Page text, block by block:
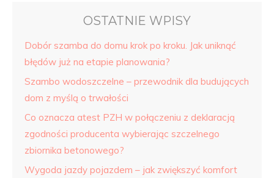
OSTATNIE WPISY
Dobór szamba do domu krok po kroku. Jak uniknąć
błędów już na etapie planowania?
Szambo wodoszczelne – przewodnik dla budujących
dom z myślą o trwałości
Co oznacza atest PZH w połączeniu z deklaracją
zgodności producenta wybierając szczelnego
zbiornika betonowego?
Wygoda jazdy pojazdem – jak zwiększyć komfort